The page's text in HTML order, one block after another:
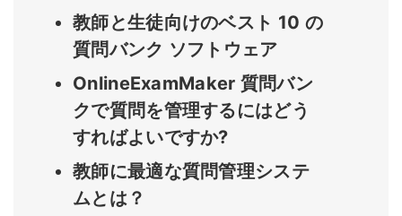
教師と生徒向けのベスト 10 の
質問バンク ソフトウェア
OnlineExamMaker 質問バン
クで質問を管理するにはどう
すればよいですか?
教師に最適な質問管理システ
ムとは？